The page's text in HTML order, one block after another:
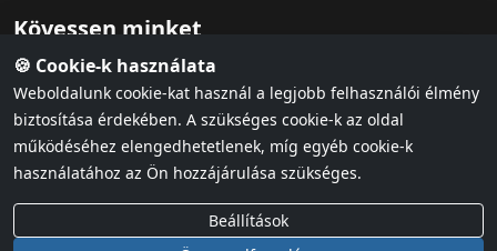
Kövessen minket
© 2026 MÁV Szimfonikus Zenekar. Minden jog fenntartva.
Adatvédelem ÁSZF & házirend Cookie szabályzat
🍪 Cookie-k használata
Weboldalunk cookie-kat használ a legjobb felhasználói élmény
biztosítása érdekében. A szükséges cookie-k az oldal
működéséhez elengedhetetlenek, míg egyéb cookie-k
használatához az Ön hozzájárulása szükséges.
Beállítások